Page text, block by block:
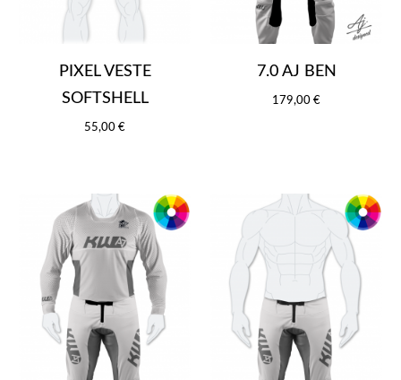
PIXEL VESTE
SOFTSHELL
55,00 €
7.0 AJ BEN
179,00 €